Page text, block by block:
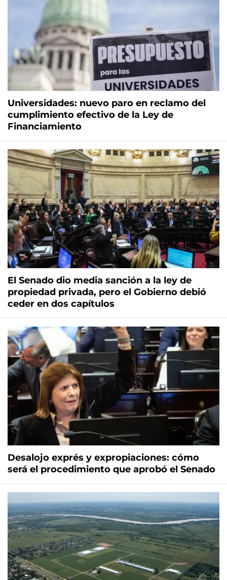
Universidades: nuevo paro en reclamo del
cumplimiento efectivo de la Ley de
Financiamiento
El Senado dio media sanción a la ley de
propiedad privada, pero el Gobierno debió
ceder en dos capítulos
Desalojo exprés y expropiaciones: cómo
será el procedimiento que aprobó el Senado